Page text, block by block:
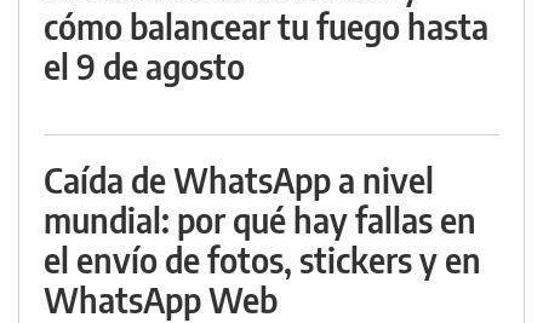
cómo balancear tu fuego hasta
el 9 de agosto
Caída de WhatsApp a nivel
mundial: por qué hay fallas en
el envío de fotos, stickers y en
WhatsApp Web